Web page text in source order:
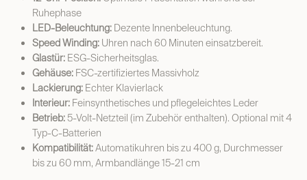
Ruhephase
LED-Beleuchtung: Dezente Innenbeleuchtung.
Speed Winding: Uhren nach 60 Minuten einsatzbereit.
Glastür: ESG-Sicherheitsglas.
Gehäuse: FSC-zertifiziertes Massivholz
Lackierung: Echter Klavierlack
Interieur: Feinsynthetisches und pflegeleichtes Leder
Betrieb:5-Volt-Netzteil (im Zubehör enthalten). Optional mit 4
Typ-C-Batterien
Kompatibilität:Automatikuhren bis zu 400 g, Durchmesser
bis zu 60 mm, Armbandlänge 15-21 cm